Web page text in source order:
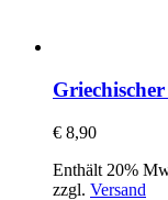
€ 8,90
Enthält 20%
zzgl. Versand